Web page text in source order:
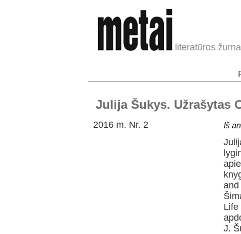
literatūros
Julija Šukys. Užrašytas
2016 m. Nr. 2 Iš
and
J.